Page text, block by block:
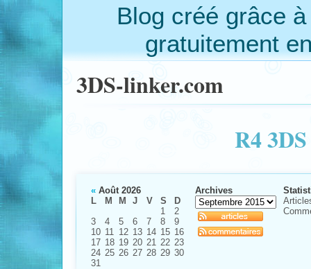
Blog créé grâce
gratuitement
3DS-linker.com
R4
« Août 2026
L
M M J V S
D
1
2
3
4 5 6 7 8
9
10 11 12 13 14 15 16
17 18 19 20 21 22 23
24 25 26 27 28 29 30
31
Archives